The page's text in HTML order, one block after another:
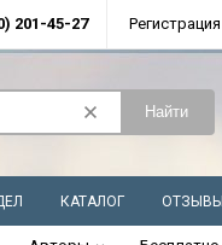
201-45-27 Регистрация
Найти
КАТАЛОГ ОТЗЫВЫ